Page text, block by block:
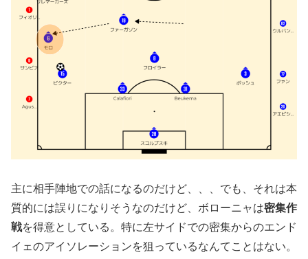
主に相手陣地での話になるのだけど、、、でも、それは本
質的には誤りになりそうなのだけど、ボローニャは密集作
戦を得意としている。特に左サイドでの密集からのエンド
イェのアイソレーションを狙っているなんてことはない。